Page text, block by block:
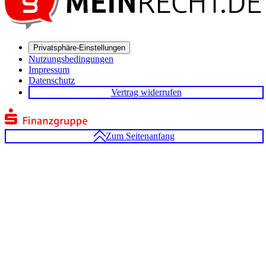
Privatsphäre-Einstellungen
Nutzungsbedingungen
Impressum
Datenschutz
Vertrag widerrufen
Zum Seitenanfang